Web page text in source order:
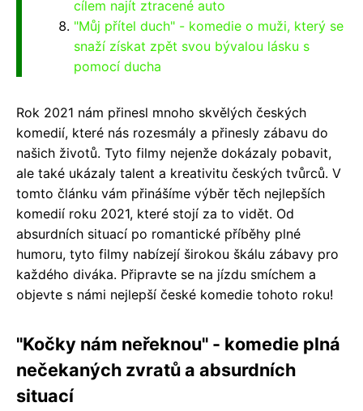
cílem najít ztracené auto
"Můj přítel duch" - komedie o muži, který se
snaží získat zpět svou bývalou lásku s
pomocí ducha
Rok 2021 nám přinesl mnoho skvělých českých
komedií, které nás rozesmály a přinesly zábavu do
našich životů. Tyto filmy nejenže dokázaly pobavit,
ale také ukázaly talent a kreativitu českých tvůrců. V
tomto článku vám přinášíme výběr těch nejlepších
komedií roku 2021, které stojí za to vidět. Od
absurdních situací po romantické příběhy plné
humoru, tyto filmy nabízejí širokou škálu zábavy pro
každého diváka. Připravte se na jízdu smíchem a
objevte s námi nejlepší české komedie tohoto roku!
"Kočky nám neřeknou" - komedie plná
nečekaných zvratů a absurdních
situací